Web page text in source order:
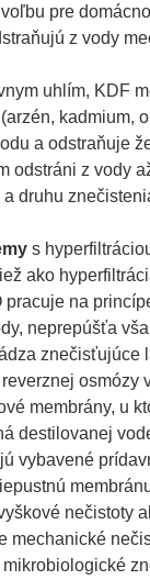
pre
z vody
uhlím, KDF
kadmium,
a odstraňuje
odstráni z vody
druhu
s
ako
pracuje na
neprepúšťa
membrány, u
destilovanej
vybavené
nečistoty
mechanické